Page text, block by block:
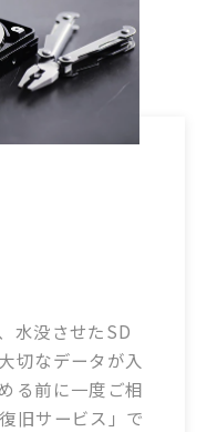
水没させたSD
切なデータが入
る前に一度ご相
旧サービス」で